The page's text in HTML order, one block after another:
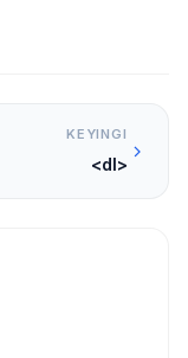
KEYINGI
<dl>